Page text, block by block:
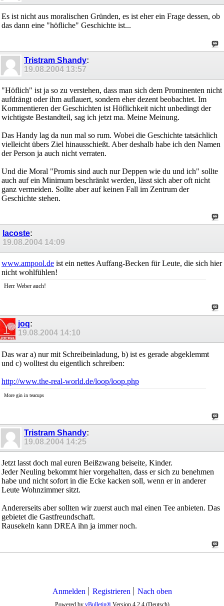
Es ist nicht aus moralischen Gründen, es ist eher ein Frage dessen, ob
das dann eine "höfliche" Geschichte ist...
Tristram Shandy:
19.08.2004 13:57
"Höflich" ist ja so zu verstehen, dass man sich dem Prominenten nicht
aufdrängt oder ihm auflauert, sondern eher dezent beobachtet. Im
Kommentieren der Geschichten ist Höflichkeit nicht unbedingt der
wichtigste Bestandteil, sag ich jetzt ma. Meine Meinung.
Das Handy lag da nun mal so rum. Wobei die Geschichte tatsächlich
vielleicht übers Ziel hinausschießt. Aber deshalb habe ich den Namen
der Person ja auch nicht verraten.
Und die Moral "Promis sind auch nur Deppen wie du und ich" sollte
auch auf ein Minimum beschränkt werden, lässt sich aber oft nicht
ganz vermeiden. Sollte aber auf keinen Fall im Zentrum der
Geschichte stehen.
lacoste:
19.08.2004 14:09
www.ampool.de ist ein nettes Auffang-Becken für Leute, die sich hier
nicht wohlfühlen!
Herr Weber auch!
joq:
19.08.2004 14:10
Das war a) nur mit Schreibeinladung, b) ist es gerade abgeklemmt
und c) wolltest du eigentlich schreiben:
http://www.the-real-world.de/loop/loop.php
More gin in teacups
Tristram Shandy:
19.08.2004 14:25
Jetzt lasst doch mal euren Beißzwang beiseite, Kinder.
Jeder Neuling bekommt hier vorgehalten, dass er sich zu benehmen
habe und nicht sofort in die Ecke kacken soll, wenn er in anderer
Leute Wohnzimmer sitzt.
Andererseits aber sollten wir zuerst auch mal einen Tee anbieten. Das
gebietet die Gastfreundschaft.
Rausekeln kann DREA ihn ja immer noch.
Anmelden Registrieren Nach oben
Powered by vBulletin®Version 4.2.4 (Deutsch)